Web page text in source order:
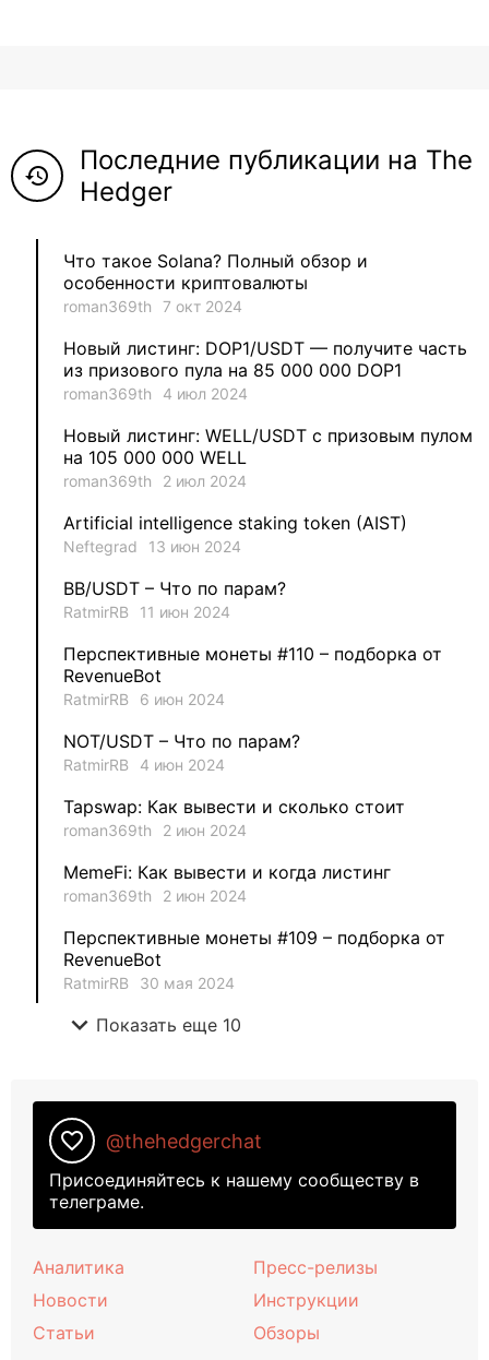
Neftegrad 5
Evgeniy 3
aleksandr-es 2
Jevick 1
MysticalEnergyNFT 1
DecimalChain 1
Ksenia 1
METAMINECRAFT
Kate_AAX 1
history
Последние публикации на The
Hedger
Что такое Solana? Полный обзор и
особенности криптовалюты
roman369th 7 окт 2024
Новый листинг: DOP1/USDT — получите часть
из призового пула на 85 000 000 DOP1
roman369th 4 июл 2024
Новый листинг: WELL/USDT с призовым пулом
на 105 000 000 WELL
roman369th 2 июл 2024
Artificial intelligence staking token (AIST)
Neftegrad 13 июн 2024
BB/USDT – Что по парам?
RatmirRB 11 июн 2024
Перспективные монеты #110 – подборка от
RevenueBot
RatmirRB 6 июн 2024
NOT/USDT – Что по парам?
RatmirRB 4 июн 2024
Tapswap: Как вывести и сколько стоит
roman369th 2 июн 2024
MemeFi: Как вывести и когда листинг
roman369th 2 июн 2024
Перспективные монеты #109 – подборка от
RevenueBot
RatmirRB 30 мая 2024
expand_more Показать еще 10
favorite_border @thehedgerchat
Присоединяйтесь к нашему сообществу в
телеграме.
Аналитика
Новости
Статьи
Пресс-релизы
Инструкции
Обзоры